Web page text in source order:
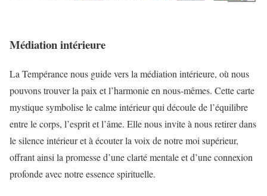
Médiation intérieure
La Tempérance nous guide vers la médiation intérieure, où nous
pouvons trouver la paix et l’harmonie en nous-mêmes. Cette carte
mystique symbolise le calme intérieur qui découle de l’équilibre
entre le corps, l’esprit et l’âme. Elle nous invite à nous retirer dans
le silence intérieur et à écouter la voix de notre moi supérieur,
offrant ainsi la promesse d’une clarté mentale et d’une connexion
profonde avec notre essence spirituelle.